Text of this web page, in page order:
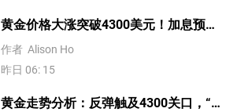
黄金价格大涨突破4300美元！加息预期
降温叠加央行购金，未来继续涨？
作者 Alison Ho
昨日 06: 15
黄金走势分析：反弹触及4300关口，“双